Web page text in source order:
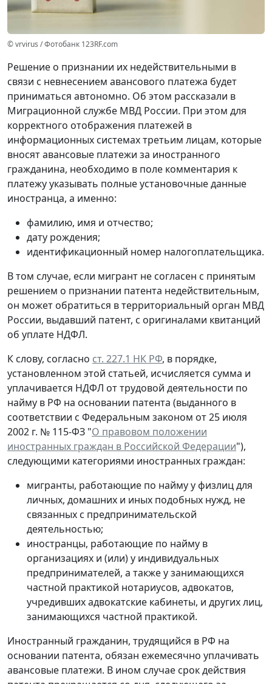
© vrvirus / Фотобанк 123RF.com
Решение о признании их недействительными в
связи с невнесением авансового платежа будет
приниматься автономно. Об этом рассказали в
Миграционной службе МВД России. При этом для
корректного отображения платежей в
информационных системах третьим лицам, которые
вносят авансовые платежи за иностранного
гражданина, необходимо в поле комментария к
платежу указывать полные установочные данные
иностранца, а именно:
фамилию, имя и отчество;
дату рождения;
идентификационный номер налогоплательщика.
В том случае, если мигрант не согласен с принятым
решением о признании патента недействительным,
он может обратиться в территориальный орган МВД
России, выдавший патент, с оригиналами квитанций
об уплате НДФЛ.
К слову, согласно ст. 227.1 НК РФ, в порядке,
установленном этой статьей, исчисляется сумма и
уплачивается НДФЛ от трудовой деятельности по
найму в РФ на основании патента (выданного в
соответствии с Федеральным законом от 25 июля
2002 г. № 115-ФЗ "О правовом положении
иностранных граждан в Российской Федерации"),
следующими категориями иностранных граждан:
мигранты, работающие по найму у физлиц для
личных, домашних и иных подобных нужд, не
связанных с предпринимательской
деятельностью;
иностранцы, работающие по найму в
организациях и (или) у индивидуальных
предпринимателей, а также у занимающихся
частной практикой нотариусов, адвокатов,
учредивших адвокатские кабинеты, и других лиц,
занимающихся частной практикой.
Иностранный гражданин, трудящийся в РФ на
основании патента, обязан ежемесячно уплачивать
авансовые платежи. В ином случае срок действия